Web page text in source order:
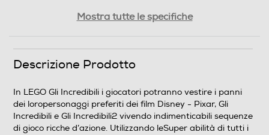
Lingue supportate
Italiano, Inglese, Francese, Spagnolo, Tedesco, Polacco
Mostra tutte le specifiche
Descrizione Prodotto
In LEGO Gli Incredibili i giocatori potranno vestire i panni
dei loropersonaggi preferiti dei film Disney - Pixar, Gli
Incredibili e Gli Incredibili2 vivendo indimenticabili sequenze
di gioco ricche d’azione. Utilizzando leSuper abilità di tutti i